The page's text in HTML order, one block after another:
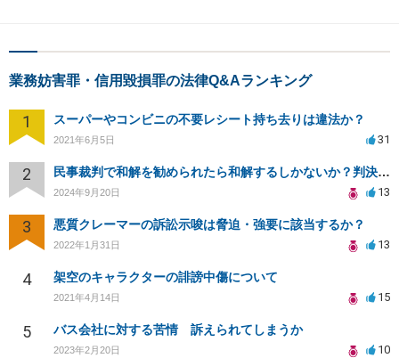
業務妨害罪・信用毀損罪の法律Q&Aランキング
1 スーパーやコンビニの不要レシート持ち去りは違法か？
2021年6月5日 31
2 民事裁判で和解を勧められたら和解するしかないか？判決で大きく結果が変わることはありますか？
2024年9月20日 13
3 悪質クレーマーの訴訟示唆は脅迫・強要に該当するか？
2022年1月31日 13
4 架空のキャラクターの誹謗中傷について
2021年4月14日 15
5 バス会社に対する苦情 訴えられてしまうか
2023年2月20日 10